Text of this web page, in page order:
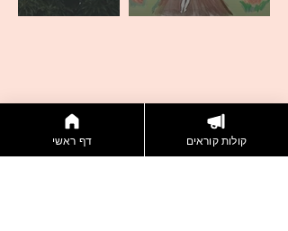
דף ראשי קולות קוראים